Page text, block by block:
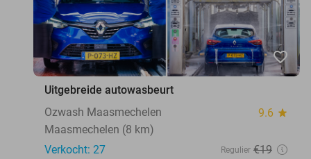
favorite_border
Uitgebreide autowasbeurt
Ozwash Maasmechelen
9.6 star
Maasmechelen (8 km)
Verkocht: 27
Regulier €19